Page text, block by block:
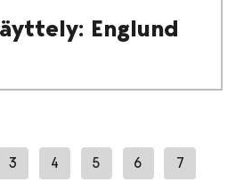
Englund
3 4 5 6 7